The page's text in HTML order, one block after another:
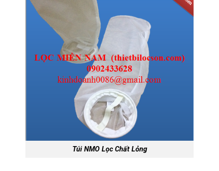
Túi NMO Lọc Chất Lỏng